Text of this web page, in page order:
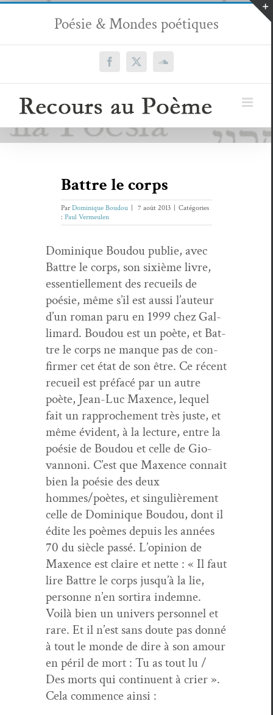
Passer
contenu
Poésie & Mondes poétiques
Facebook
X SoundCloud
Battre le corps
ParDominique Boudou 7 août 2013
Catégories
: Paul Vermeulen
Dominique Boudou pub­lie, avec
Bat­tre le corps, son six­ième livre,
essen­tielle­ment des recueils de
poésie, même s’il est aus­si l’auteur
d’un roman paru en 1999 chez Gal­
li­mard. Boudou est un poète, et Bat­
tre le corps ne manque pas de con­
firmer cet état de son être. Ce récent
recueil est pré­facé par un autre
poète, Jean-Luc Max­ence, lequel
fait un rap­proche­ment très juste, et
même évi­dent, à la lec­ture, entre la
poésie de Boudou et celle de Gio­
van­noni. C’est que Max­ence con­naît
bien la poésie des deux
hommes/poètes, et sin­gulière­ment
celle de Dominique Boudou, dont il
édite les poèmes depuis les années
70 du siè­cle passé. L’opinion de
Max­ence est claire et nette : « Il faut
lire Bat­tre le corps jusqu’à la lie,
per­son­ne n’en sor­ti­ra indemne.
Voilà bien un univers per­son­nel et
rare. Et il n’est sans doute pas don­né
à tout le monde de dire à son amour
en péril de mort : Tu as tout lu /
Des morts qui con­tin­u­ent à crier ».
Cela com­mence ainsi :